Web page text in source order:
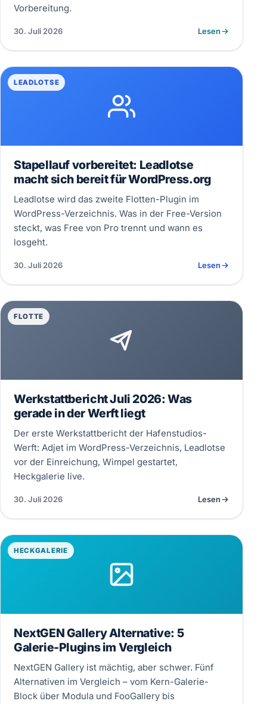
Vorbereitung.
30. Juli 2026 Lesen
LEADLOTSE
Stapellauf vorbereitet: Leadlotse
macht sich bereit für WordPress.org
Leadlotse wird das zweite Flotten-Plugin im
WordPress-Verzeichnis. Was in der Free-Version
steckt, was Free von Pro trennt und wann es
losgeht.
30. Juli 2026 Lesen
FLOTTE
Werkstattbericht Juli 2026: Was
gerade in der Werft liegt
Der erste Werkstattbericht der Hafenstudios-
Werft: Adjet im WordPress-Verzeichnis, Leadlotse
vor der Einreichung, Wimpel gestartet,
Heckgalerie live.
30. Juli 2026 Lesen
HECKGALERIE
NextGEN Gallery Alternative: 5
Galerie-Plugins im Vergleich
NextGEN Gallery ist mächtig, aber schwer. Fünf
Alternativen im Vergleich – vom Kern-Galerie-
Block über Modula und FooGallery bis